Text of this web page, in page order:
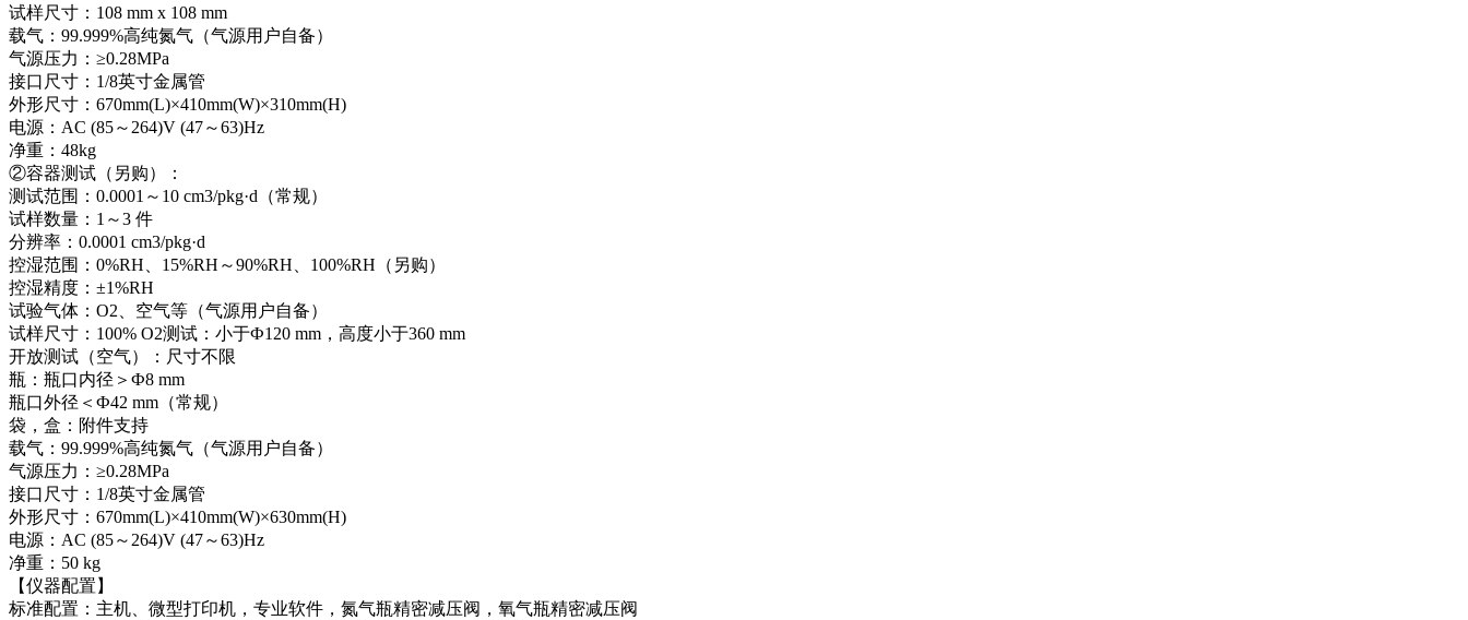
试样尺寸：108 mm x 108 mm
载气：99.999%高纯氮气（气源用户自备）
气源压力：≥0.28MPa
接口尺寸：1/8英寸金属管
外形尺寸：670mm(L)×410mm(W)×310mm(H)
电源：AC (85～264)V (47～63)Hz
净重：48kg
②容器测试（另购）：
测试范围：0.0001～10 cm3/pkg·d（常规）
试样数量：1～3 件
分辨率：0.0001 cm3/pkg·d
控湿范围：0%RH、15%RH～90%RH、100%RH（另购）
控湿精度：±1%RH
试验气体：O2、空气等（气源用户自备）
试样尺寸：100% O2测试：小于Ф120 mm，高度小于360 mm
开放测试（空气）：尺寸不限
瓶：瓶口内径＞Ф8 mm
瓶口外径＜Ф42 mm（常规）
袋，盒：附件支持
载气：99.999%高纯氮气（气源用户自备）
气源压力：≥0.28MPa
接口尺寸：1/8英寸金属管
外形尺寸：670mm(L)×410mm(W)×630mm(H)
电源：AC (85～264)V (47～63)Hz
净重：50 kg
【仪器配置】
标准配置：主机、微型打印机，专业软件，氮气瓶精密减压阀，氧气瓶精密减压阀